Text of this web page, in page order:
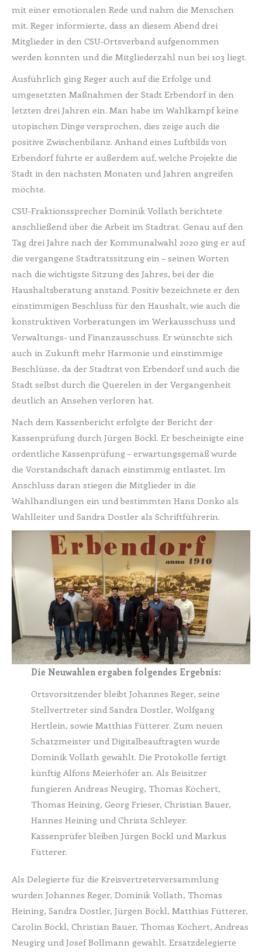
mit einer emotionalen Rede und nahm die Menschen
mit. Reger informierte, dass an diesem Abend drei
Mitglieder in den CSU-Ortsverband aufgenommen
werden konnten und die Mitgliederzahl nun bei 103 liegt.
Ausführlich ging Reger auch auf die Erfolge und
umgesetzten Maßnahmen der Stadt Erbendorf in den
letzten drei Jahren ein. Man habe im Wahlkampf keine
utopischen Dinge versprochen, dies zeige auch die
positive Zwischenbilanz. Anhand eines Luftbilds von
Erbendorf führte er außerdem auf, welche Projekte die
Stadt in den nächsten Monaten und Jahren angreifen
möchte.
CSU-Fraktionssprecher Dominik Vollath berichtete
anschließend über die Arbeit im Stadtrat. Genau auf den
Tag drei Jahre nach der Kommunalwahl 2020 ging er auf
die vergangene Stadtratssitzung ein – seinen Worten
nach die wichtigste Sitzung des Jahres, bei der die
Haushaltsberatung anstand. Positiv bezeichnete er den
einstimmigen Beschluss für den Haushalt, wie auch die
konstruktiven Vorberatungen im Werkausschuss und
Verwaltungs- und Finanzausschuss. Er wünschte sich
auch in Zukunft mehr Harmonie und einstimmige
Beschlüsse, da der Stadtrat von Erbendorf und auch die
Stadt selbst durch die Querelen in der Vergangenheit
deutlich an Ansehen verloren hat.
Nach dem Kassenbericht erfolgte der Bericht der
Kassenprüfung durch Jürgen Böckl. Er bescheinigte eine
ordentliche Kassenprüfung – erwartungsgemäß wurde
die Vorstandschaft danach einstimmig entlastet. Im
Anschluss daran stiegen die Mitglieder in die
Wahlhandlungen ein und bestimmten Hans Donko als
Wahlleiter und Sandra Dostler als Schriftführerin.
Die Neuwahlen ergaben folgendes Ergebnis:
Ortsvorsitzender bleibt Johannes Reger, seine
Stellvertreter sind Sandra Dostler, Wolfgang
Hertlein, sowie Matthias Fütterer. Zum neuen
Schatzmeister und Digitalbeauftragten wurde
Dominik Vollath gewählt. Die Protokolle fertigt
künftig Alfons Meierhöfer an. Als Beisitzer
fungieren Andreas Neugirg, Thomas Köchert,
Thomas Heining, Georg Frieser, Christian Bauer,
Hannes Heining und Christa Schleyer.
Kassenprüfer bleiben Jürgen Böckl und Markus
Fütterer.
Als Delegierte für die Kreisvertreterversammlung
wurden Johannes Reger, Dominik Vollath, Thomas
Heining, Sandra Dostler, Jürgen Böckl, Matthias Fütterer,
Carolin Böckl, Christian Bauer, Thomas Köchert, Andreas
Neugirg und Josef Bollmann gewählt. Ersatzdelegierte